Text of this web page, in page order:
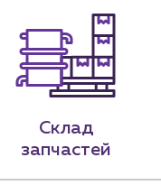
Склад
запчастей